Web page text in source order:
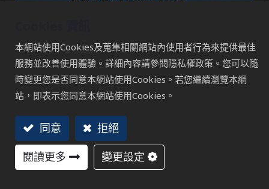
本網站使用Cookies及蒐集相關網站內使用者行為來提供最佳
服務並改善使用體驗。詳細內容請參閱隱私權政策。您可以隨
時變更您是否同意本網站使用Cookies。若您繼續瀏覽本網
站，即表示您同意本網站使用Cookies。
同意
拒絕
閱讀更多
變更設定